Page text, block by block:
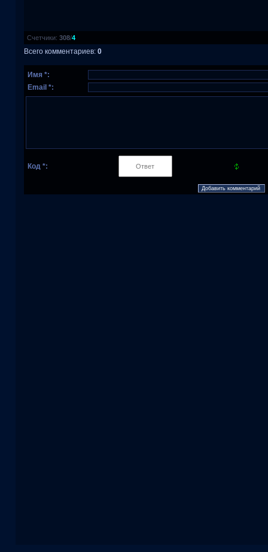
Счетчики: 308/4
Всего комментариев: 0
Имя *:
Email *:
Код *: